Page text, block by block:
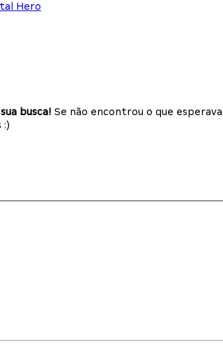
Hero
busca! Se não encontrou o que
:)